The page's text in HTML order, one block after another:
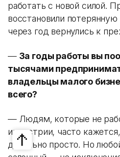
работать с новой силой.
восстановили
через год вернулись к
— За годы работы вы
тысячами
владельцы малого
всего?
— Людям, которые не
индустрии, часто
довольно просто. Но